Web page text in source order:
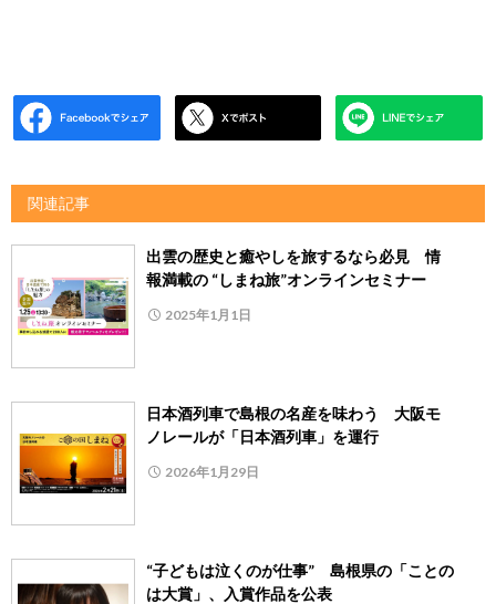
関連記事
出雲の歴史と癒やしを旅するなら必見 情
報満載の “しまね旅”オンラインセミナー
2025年1月1日
日本酒列車で島根の名産を味わう 大阪モ
ノレールが「日本酒列車」を運行
2026年1月29日
“子どもは泣くのが仕事” 島根県の「ことの
は大賞」、入賞作品を公表